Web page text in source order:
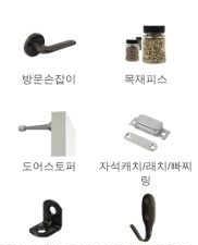
방문손잡이 목재피스
도어스토퍼
자석캐치/래치/빠찌
링